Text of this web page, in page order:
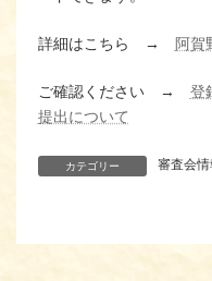
詳細はこちら → 阿賀
ご確認ください → 登
提出について
カテゴリー 審査会情